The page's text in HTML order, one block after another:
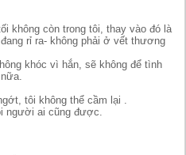
không còn trong tôi, thay vào đó là
rỉ ra- không phải ở vết thương
khóc vì hắn, sẽ không để tình
tôi không thể cầm lại .
người ai cũng được.